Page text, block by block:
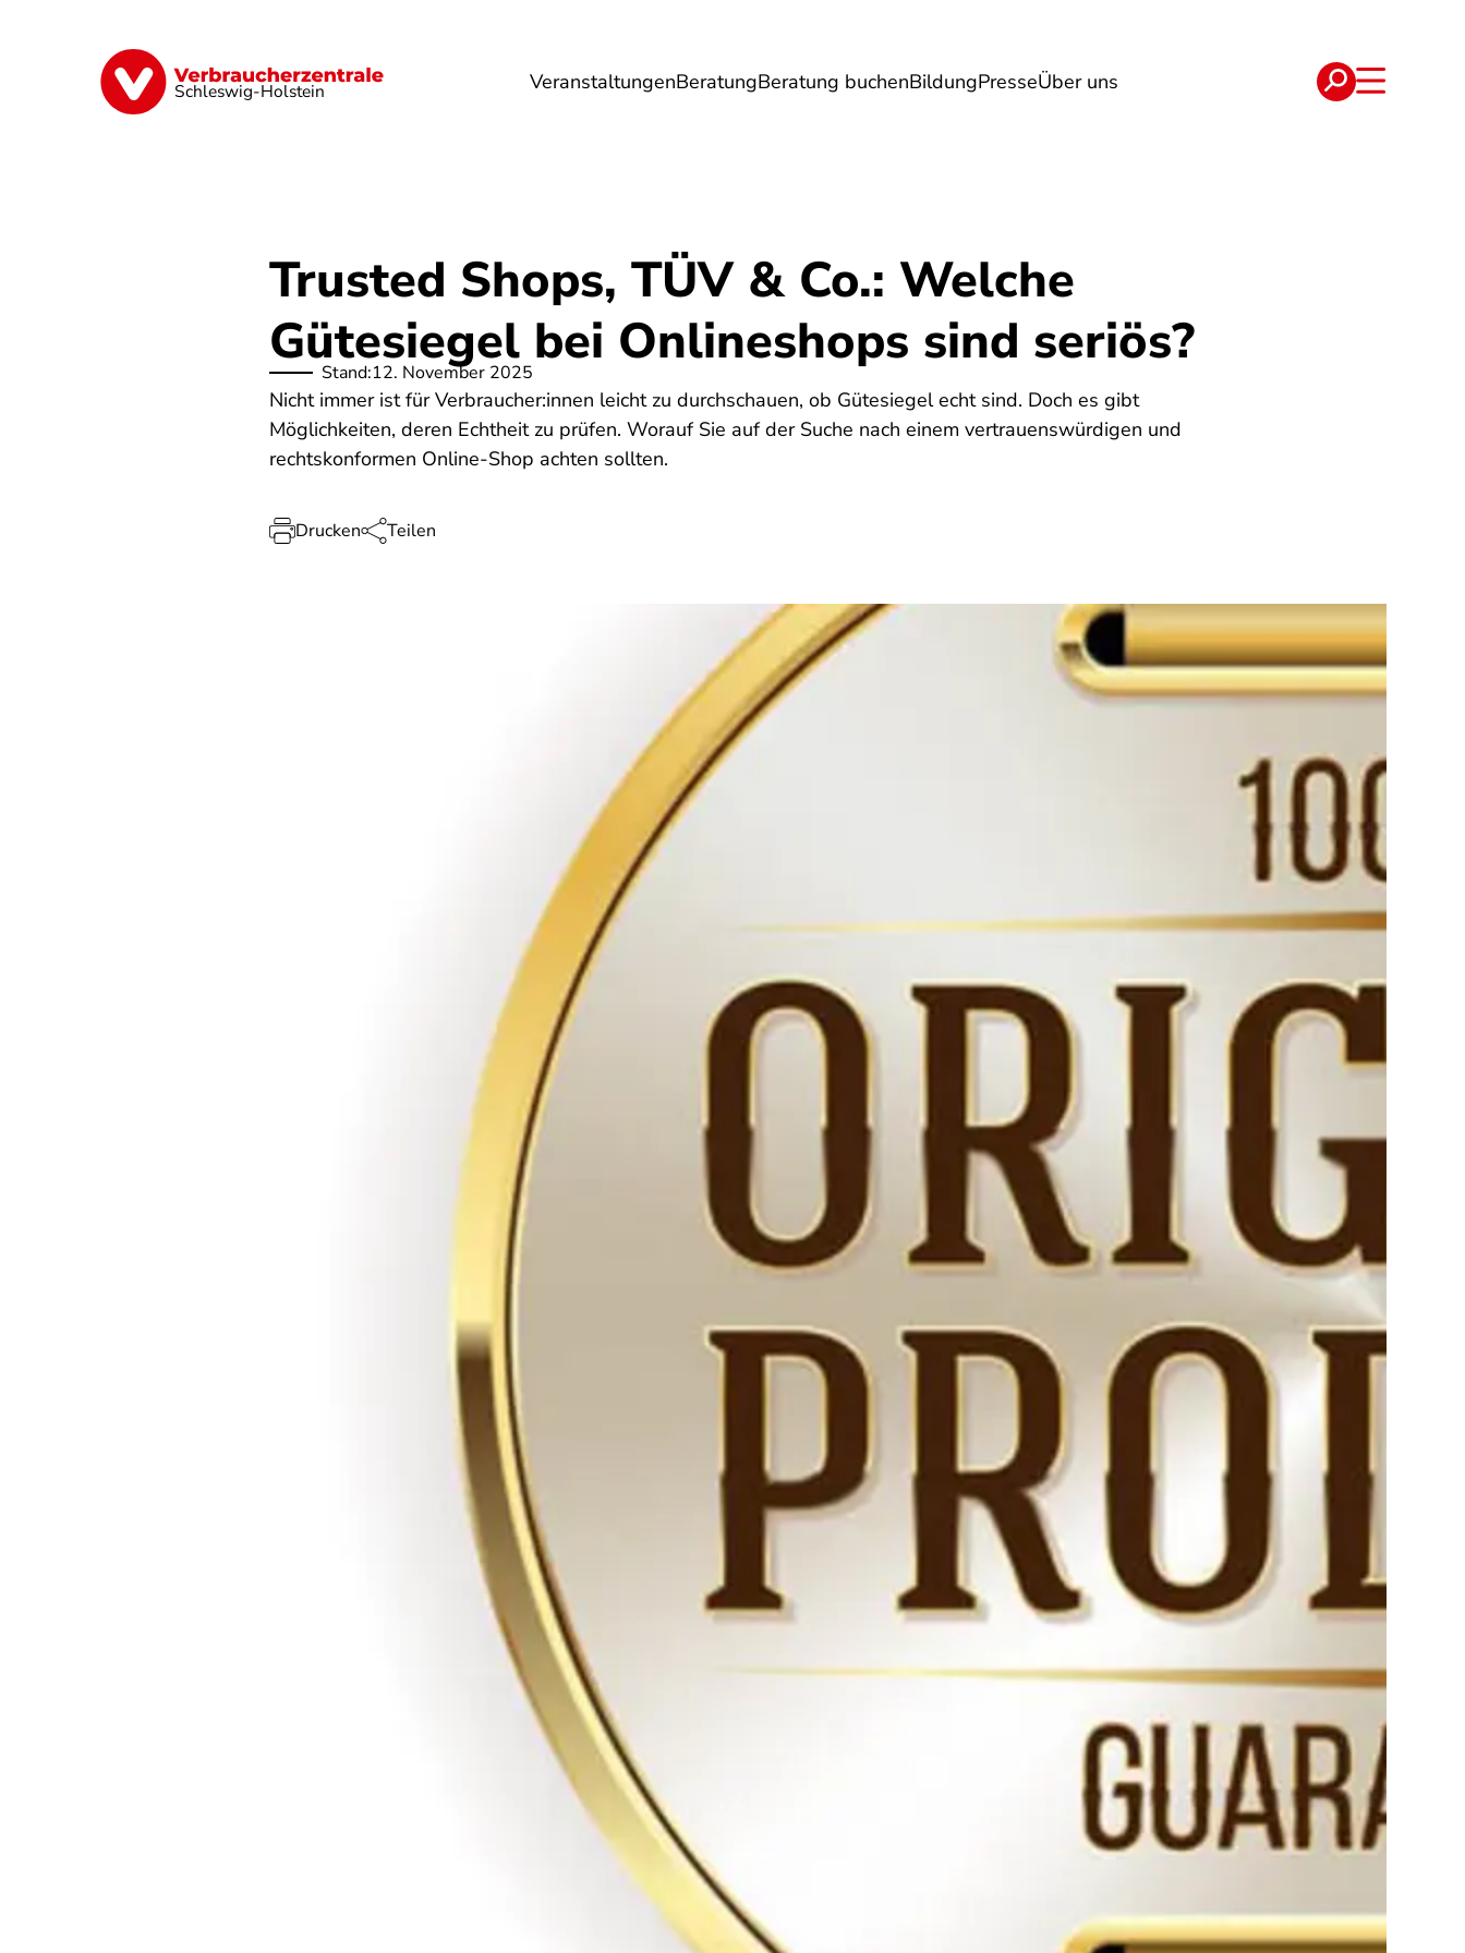
Schleswig-Holstein VeranstaltungenBeratungBeratung buchenBildungPresseÜber uns
Finanzen Digitales Lebensmittel Umwelt Gesundheit Energie Reise Verträge
Trusted Shops, TÜV & Co.: Welche
Gütesiegel bei Onlineshops sind seriös?
Stand:12. November 2025
Nicht immer ist für Verbraucher:innen leicht zu durchschauen, ob Gütesiegel echt sind. Doch es gibt
Möglichkeiten, deren Echtheit zu prüfen. Worauf Sie auf der Suche nach einem vertrauenswürdigen und
rechtskonformen Online-Shop achten sollten.
Drucken Teilen